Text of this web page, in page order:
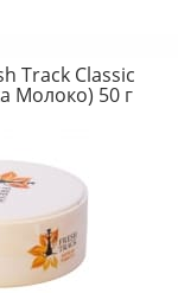
Track Classic
Молоко) 50 г